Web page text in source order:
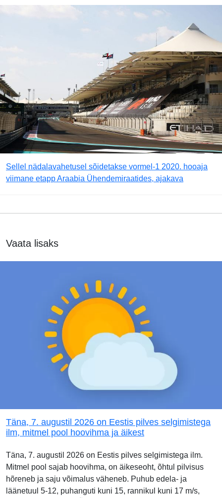
Sellel nädalavahetusel sõidetakse vormel-1 2020. hooaja
viimane etapp Araabia Ühendemiraatides, ajakava
Vaata lisaks
Täna, 7. augustil 2026 on Eestis pilves selgimistega
ilm, mitmel pool hoovihma ja äikest
Täna, 7. augustil 2026 on Eestis pilves selgimistega ilm.
Mitmel pool sajab hoovihma, on äikeseoht, õhtul pilvisus
hõreneb ja saju võimalus väheneb. Puhub edela- ja
läänetuul 5-12, puhanguti kuni 15, rannikul kuni 17 m/s,